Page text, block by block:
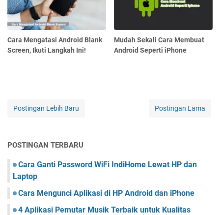
Cara Mengatasi Android Blank
Screen, Ikuti Langkah Ini!
Mudah Sekali Cara Membuat
Android Seperti iPhone
Postingan Lebih Baru Postingan Lama
POSTINGAN TERBARU
Cara Ganti Password WiFi IndiHome Lewat HP dan
Laptop
Cara Mengunci Aplikasi di HP Android dan iPhone
4 Aplikasi Pemutar Musik Terbaik untuk Kualitas